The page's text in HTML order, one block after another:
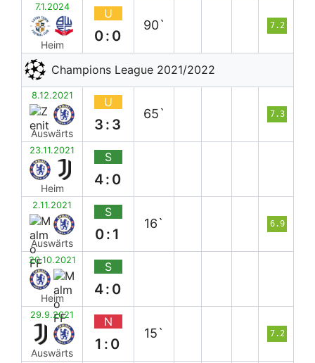
7.1.2024
Heim
U
0:0
90` 7.2
Champions League 2021/2022
8.12.2021
Auswärts
U
3:3
65` 7.3
23.11.2021
Heim
S
4:0
2.11.2021
Auswärts
S
0:1
16` 6.9
20.10.2021
Heim
S
4:0
29.9.2021
Auswärts
N
1:0
15` 7.2